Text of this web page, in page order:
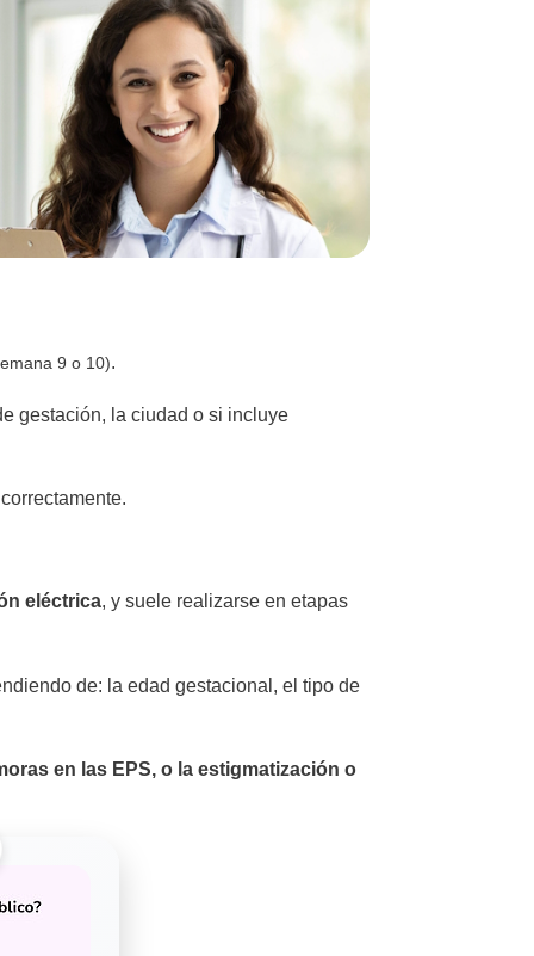
9 o 10).
gestación, la ciudad o si incluye
eléctrica, y suele realizarse en etapas
de: la edad gestacional, el tipo de
en las EPS, o la estigmatización o